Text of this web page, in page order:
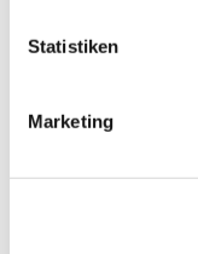
Statistiken
Marketing